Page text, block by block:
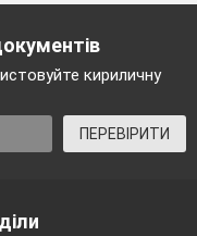
кириличну
ПЕРЕВІРИТИ